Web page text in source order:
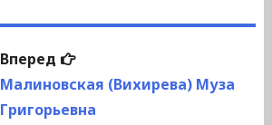
Вперед
Следующая
запись:
Малиновская (Вихирева) Муза
Григорьевна